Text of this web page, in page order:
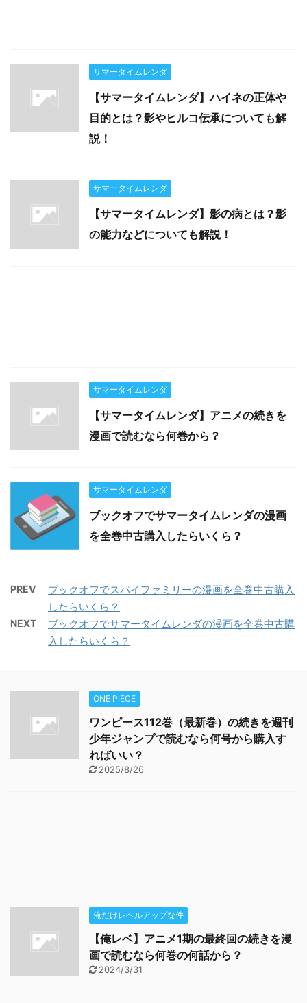
サマータイムレンダ
【サマータイムレンダ】ハイネの正体や
目的とは？影やヒルコ伝承についても解
説！
サマータイムレンダ
【サマータイムレンダ】影の病とは？影
の能力などについても解説！
サマータイムレンダ
【サマータイムレンダ】アニメの続きを
漫画で読むなら何巻から？
サマータイムレンダ
ブックオフでサマータイムレンダの漫画
を全巻中古購入したらいくら？
PREV
ブックオフでスパイファミリーの漫画を全巻中古購入
したらいくら？
NEXT
ブックオフでサマータイムレンダの漫画を全巻中古購
入したらいくら？
ONE PIECE
ワンピース112巻（最新巻）の続きを週刊
少年ジャンプで読むなら何号から購入す
ればいい？
2025/8/26
俺だけレベルアップな件
【俺レベ】アニメ1期の最終回の続きを漫
画で読むなら何巻の何話から？
2024/3/31